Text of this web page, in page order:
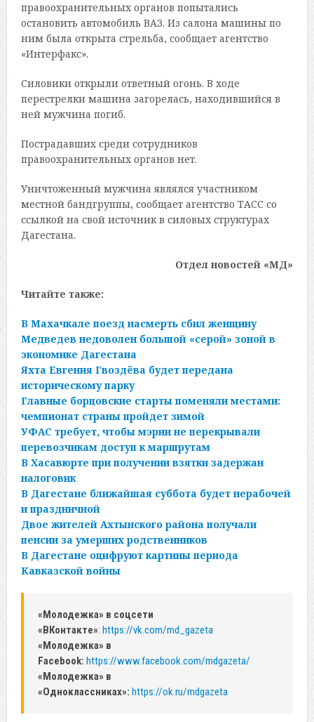
правоохранительных органов попытались
остановить автомобиль ВАЗ. Из салона машины по
ним была открыта стрельба, сообщает агентство
«Интерфакс».
Силовики открыли ответный огонь. В ходе
перестрелки машина загорелась, находившийся в
ней мужчина погиб.
Пострадавших среди сотрудников
правоохранительных органов нет.
Уничтоженный мужчина являлся участником
местной бандгруппы, сообщает агентство ТАСС со
ссылкой на свой источник в силовых структурах
Дагестана.
Отдел новостей «МД»
Читайте также:
В Махачкале поезд насмерть сбил женщину
Медведев недоволен большой «серой» зоной в
экономике Дагестана
Яхта Евгения Гвоздёва будет передана
историческому парку
Главные борцовские старты поменяли местами:
чемпионат страны пройдет зимой
УФАС требует, чтобы мэрии не перекрывали
перевозчикам доступ к маршрутам
В Хасавюрте при получении взятки задержан
налоговик
В Дагестане ближайшая суббота будет нерабочей
и праздничной
Двое жителей Ахтынского района получали
пенсии за умерших родственников
В Дагестане оцифруют картины периода
Кавказской войны
«Молодежка» в соцсети
«ВКонтакте»: https://vk.com/md_gazeta
«Молодежка» в
Facebook: https://www.facebook.com/mdgazeta/
«Молодежка» в
«Одноклассниках»: https://ok.ru/mdgazeta